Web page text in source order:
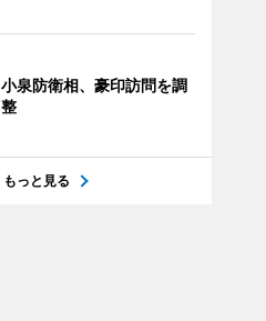
小泉防衛相、豪印訪問を調
整
もっと見る